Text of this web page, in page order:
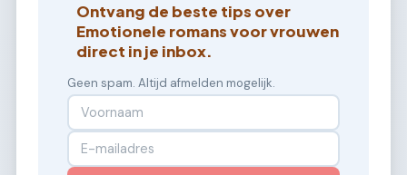
Ontvang de beste tips over
Emotionele romans voor vrouwen
direct in je inbox.
Geen spam. Altijd afmelden mogelijk.